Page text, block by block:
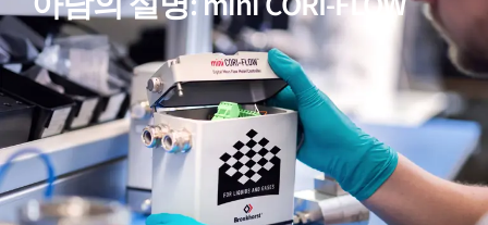
멀티 파라미터 기능